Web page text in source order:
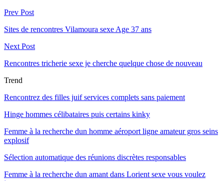
Prev Post
Sites de rencontres Vilamoura sexe Age 37 ans
Next Post
Rencontres tricherie sexe je cherche quelque chose de nouveau
Trend
Rencontrez des filles juif services complets sans paiement
Hinge hommes célibataires puis certains kinky
Femme à la recherche dun homme aéroport ligne amateur gros seins
explosif
Sélection automatique des réunions discrètes responsables
Femme à la recherche dun amant dans Lorient sexe vous voulez